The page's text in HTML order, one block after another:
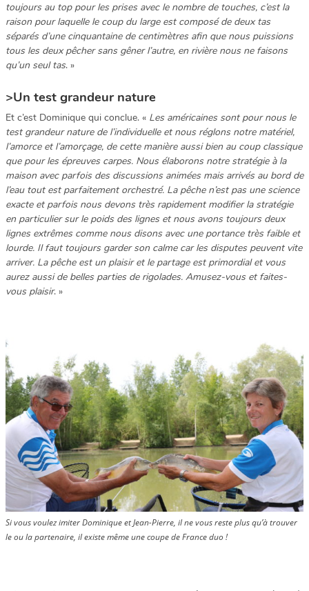
toujours au top pour les prises avec le nombre de touches, c’est la
raison pour laquelle le coup du large est composé de deux tas
séparés d’une cinquantaine de centimètres afin que nous puissions
tous les deux pêcher sans gêner l’autre, en rivière nous ne faisons
qu’un seul tas. »
>Un test grandeur nature
Et c’est Dominique qui conclue. « Les américaines sont pour nous le
test grandeur nature de l’individuelle et nous réglons notre matériel,
l’amorce et l’amorçage, de cette manière aussi bien au coup classique
que pour les épreuves carpes. Nous élaborons notre stratégie à la
maison avec parfois des discussions animées mais arrivés au bord de
l’eau tout est parfaitement orchestré. La pêche n’est pas une science
exacte et parfois nous devons très rapidement modifier la stratégie
en particulier sur le poids des lignes et nous avons toujours deux
lignes extrêmes comme nous disons avec une portance très faible et
lourde. Il faut toujours garder son calme car les disputes peuvent vite
arriver. La pêche est un plaisir et le partage est primordial et vous
aurez aussi de belles parties de rigolades. Amusez-vous et faites-
vous plaisir. »
Si vous voulez imiter Dominique et Jean-Pierre, il ne vous reste plus qu’à trouver
le ou la partenaire, il existe même une coupe de France duo !